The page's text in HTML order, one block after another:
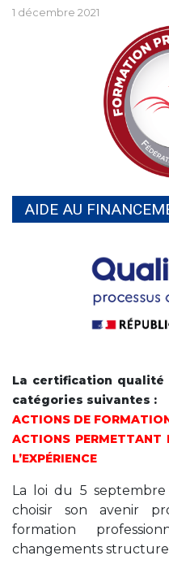
1 décembre 2021
AIDE AU
La certification
catégories suivantes :
ACTIONS DE
ACTIONS PERMETTANT
L’EXPÉRIENCE
La loi du 5
choisir son avenir
formation
changements